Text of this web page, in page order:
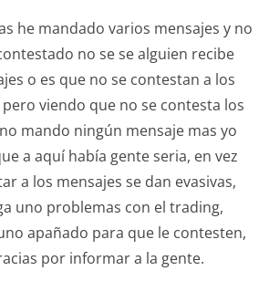
he mandado varios mensajes y no
no se se alguien recibe
o es que no se contestan a los
pero viendo que no se contesta los
mando ningún mensaje mas yo
a aquí había gente seria, en vez
a los mensajes se dan evasivas,
uno problemas con el trading,
apañado para que le contesten,
por informar a la gente.